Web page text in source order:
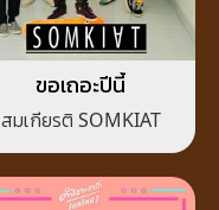
ขอเถอะปีนี้
สมเกียรติ SOMKIAT